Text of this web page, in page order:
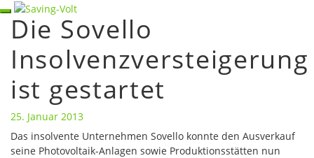
Skip
content
Toggle
navigation
Die
Sovello
Insolvenzversteigerung
gestartet
Die Sovello
Insolvenzversteigerung
ist gestartet
25. Januar 2013
Das insolvente Unternehmen Sovello konnte den Ausverkauf
seine Photovoltaik-Anlagen sowie Produktionsstätten nun